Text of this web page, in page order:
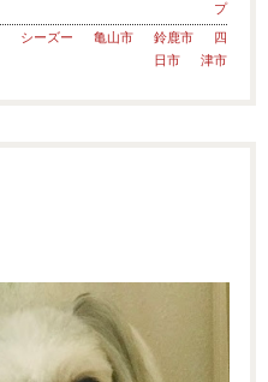
プ
シーズー 亀山市 鈴鹿市
四
日市
津市